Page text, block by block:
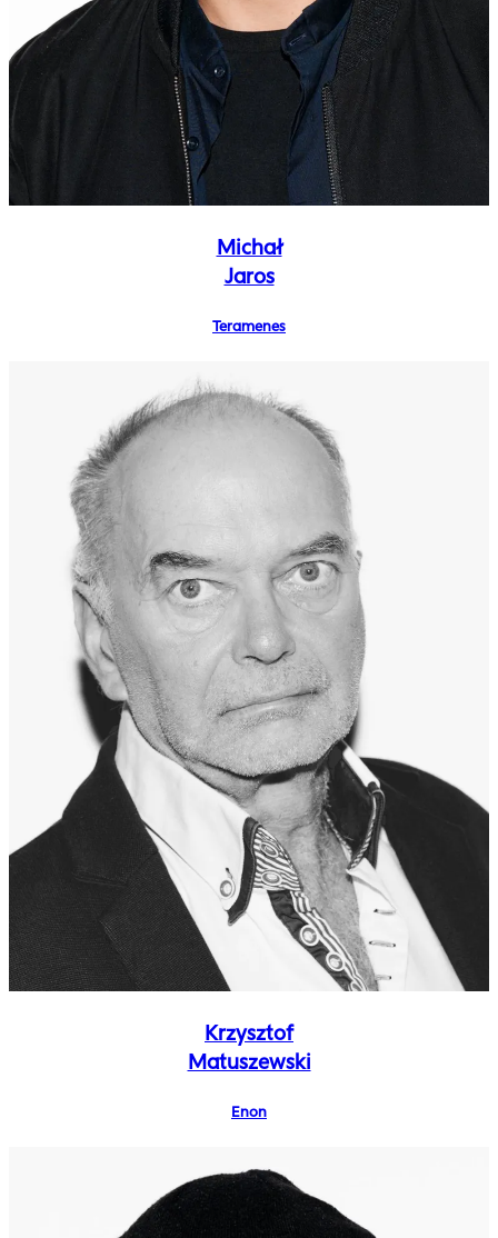
Michał
Jaros
Teramenes
Krzysztof
Matuszewski
Enon